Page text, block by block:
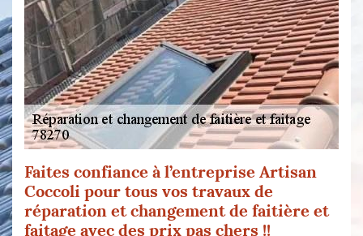
Faites confiance à l’entreprise Artisan
Coccoli pour tous vos travaux de
réparation et changement de faitière et
faitage avec des prix pas chers !!